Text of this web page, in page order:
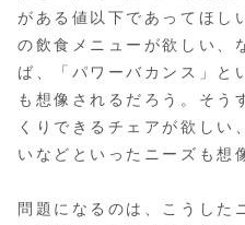
がある値以下であってほし
の飲食メニューが欲しい、
ば、「パワーバカンス」と
も想像されるだろう。そう
くりできるチェアが欲しい
いなどといったニーズも想
問題になるのは、こうした